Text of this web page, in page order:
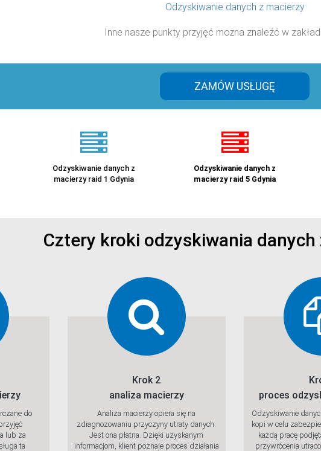
Odzyskiwanie danych z macierzy
Inne nasze punkty przyjęć można znaleźć w
ZAMÓW USŁUGĘ
Odzyskiwanie danych z
macierzy raid 1 Gdynia
Odzyskiwanie danych z
macierzy raid 5 Gdynia
Cztery kroki odzyskiwania danych
do
lub za
ta
Krok 2
analiza macierzy
Analiza macierzy opiera się na
zdiagnozowaniu przyczyny utraty danych.
Jest ona płatna. Dzięki uzyskanym
informacjom, klient poznaje proces działania
proces
Odzyskiwanie
kopi w celu
każdą pracę
przywrócenia